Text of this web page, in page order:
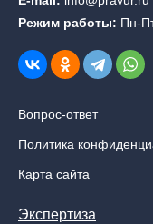
Режим работы: Пн-
Вопрос-ответ
Политика
Карта сайта
Экспертиза